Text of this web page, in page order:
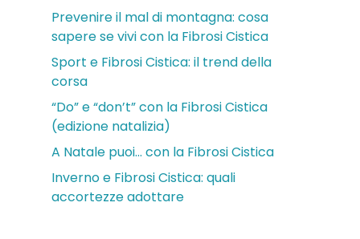
Prevenire il mal di montagna: cosa
sapere se vivi con la Fibrosi Cistica
Sport e Fibrosi Cistica: il trend della
corsa
“Do” e “don’t” con la Fibrosi Cistica
(edizione natalizia)
A Natale puoi… con la Fibrosi Cistica
Inverno e Fibrosi Cistica: quali
accortezze adottare